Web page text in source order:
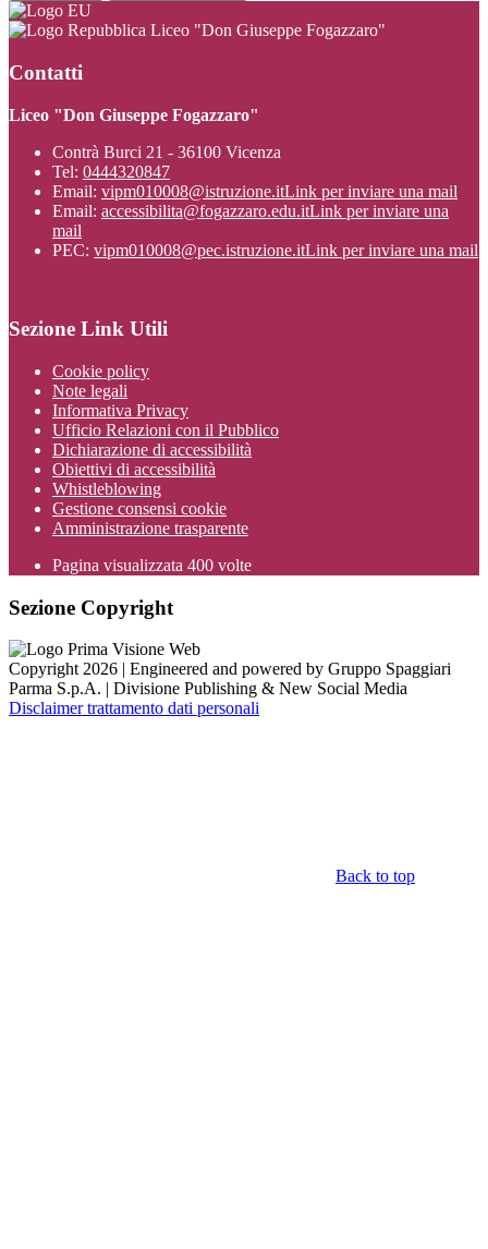
Liceo "Don Giuseppe Fogazzaro"
Contatti
Liceo "Don Giuseppe Fogazzaro"
Contrà Burci 21 - 36100 Vicenza
Tel: 0444320847
Email: vipm010008@istruzione.itLink per inviare una mail
Email: accessibilita@fogazzaro.edu.itLink per inviare una
mail
PEC: vipm010008@pec.istruzione.itLink per inviare una mail
Sezione Link Utili
Cookie policy
Note legali
Informativa Privacy
Ufficio Relazioni con il Pubblico
Dichiarazione di accessibilità
Obiettivi di accessibilità
Whistleblowing
Gestione consensi cookie
Amministrazione trasparente
Pagina visualizzata 400 volte
Sezione Copyright
Copyright 2026 | Engineered and powered by Gruppo Spaggiari
Parma S.p.A. | Divisione Publishing & New Social Media
Disclaimer trattamento dati personali
Back to top